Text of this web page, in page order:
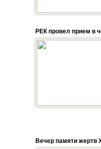
РЕК провел прием в
Вечер памяти жертв